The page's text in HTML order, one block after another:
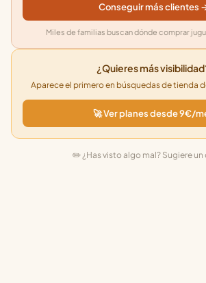
Conseguir más clientes
Miles de familias buscan dónde comprar
¿Quieres más
Aparece el primero en búsquedas de tienda
🚀 Ver planes desde 9€/
✏️ ¿Has visto algo mal? Sugiere un